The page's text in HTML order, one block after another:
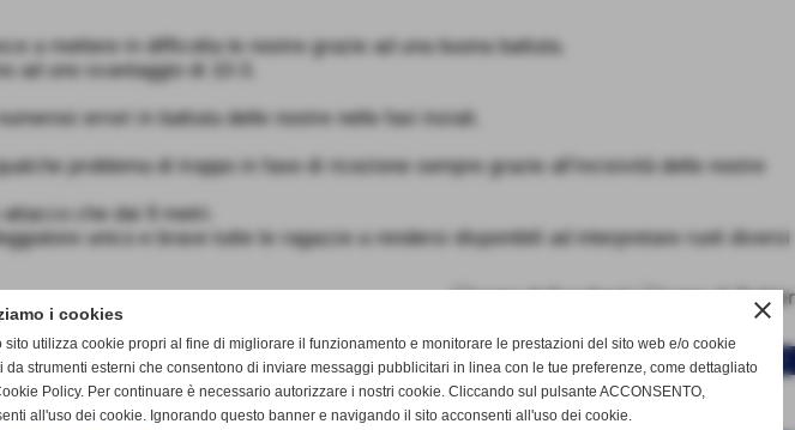
a mettere in difficolta le nostre grazie ad una buona battuta.
uno svantaggio di 10-3.
errori in battuta delle nostre nelle fasi inziali.
problema di troppo in fase di ricezione sempre grazie all’incisività delle nostre
che dai 9 metri.
unico e brave tutte le ragazze a rendersi disponibili ad interpretare ruoli diversi
SUCCESSIVO >>
close
i cookies
sito utilizza cookie propri al fine di migliorare il funzionamento e monitorare le prestazioni del sito web e/o cookie
da strumenti esterni che consentono di inviare messaggi pubblicitari in linea con le tue preferenze, come dettagliato
Policy. Per continuare è necessario autorizzare i nostri cookie. Cliccando sul pulsante ACCONSENTO,
all'uso dei cookie. Ignorando questo banner e navigando il sito acconsenti all'uso dei cookie.